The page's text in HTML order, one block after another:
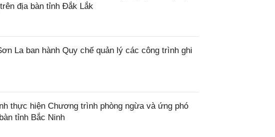
địa bàn tỉnh Đắk Lắk
La ban hành Quy chế quản lý các công trình ghi
thực hiện Chương trình phòng ngừa và ứng phó
tỉnh Bắc Ninh